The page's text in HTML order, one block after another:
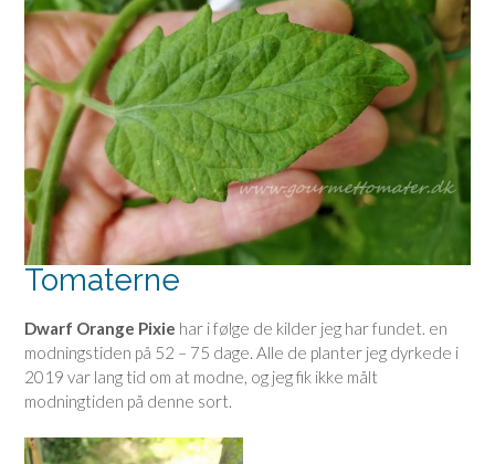
Tomaterne
Dwarf Orange Pixie har i følge de kilder jeg har fundet. en
modningstiden på 52 – 75 dage. Alle de planter jeg dyrkede i
2019 var lang tid om at modne, og jeg fik ikke målt
modningtiden på denne sort.